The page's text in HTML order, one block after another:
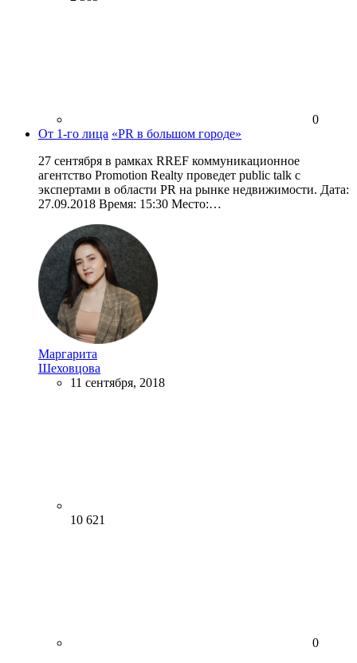
0
От 1-го лица «PR в большом городе»
27 сентября в рамках RREF коммуникационное
агентство Promotion Realty проведет public talk с
экспертами в области PR на рынке недвижимости. Дата:
27.09.2018 Время: 15:30 Место:…
Маргарита
Шеховцова
11 сентября, 2018
10 621
0